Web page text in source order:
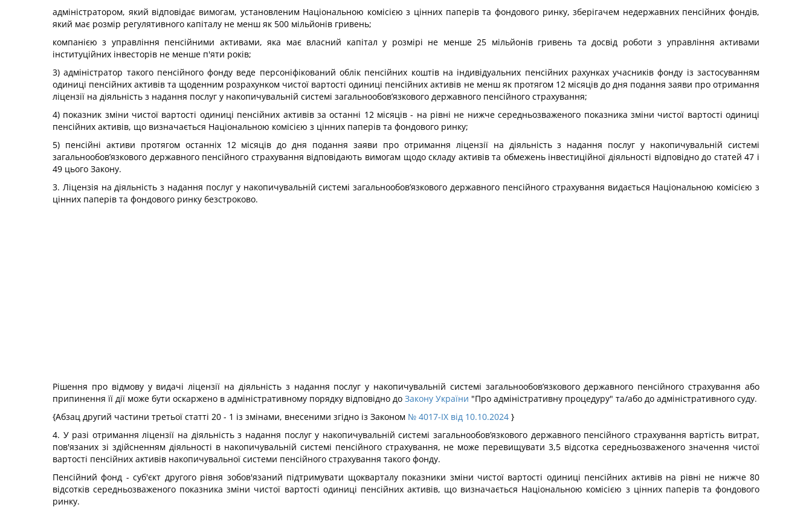
адміністратором, який відповідає вимогам, установленим Національною комісією з цінних паперів та фондового ринку, зберігачем недержавних пенсійних фондів,
який має розмір регулятивного капіталу не менш як 500 мільйонів гривень;
компанією з управління пенсійними активами, яка має власний капітал у розмірі не менше 25 мільйонів гривень та досвід роботи з управління активами
інституційних інвесторів не менше п'яти років;
3) адміністратор такого пенсійного фонду веде персоніфікований облік пенсійних коштів на індивідуальних пенсійних рахунках учасників фонду із застосуванням
одиниці пенсійних активів та щоденним розрахунком чистої вартості одиниці пенсійних активів не менш як протягом 12 місяців до дня подання заяви про отримання
ліцензії на діяльність з надання послуг у накопичувальній системі загальнообов’язкового державного пенсійного страхування;
4) показник зміни чистої вартості одиниці пенсійних активів за останні 12 місяців - на рівні не нижче середньозваженого показника зміни чистої вартості одиниці
пенсійних активів, що визначається Національною комісією з цінних паперів та фондового ринку;
5) пенсійні активи протягом останніх 12 місяців до дня подання заяви про отримання ліцензії на діяльність з надання послуг у накопичувальній системі
загальнообов’язкового державного пенсійного страхування відповідають вимогам щодо складу активів та обмежень інвестиційної діяльності відповідно до статей 47 і
49 цього Закону.
3. Ліцензія на діяльність з надання послуг у накопичувальній системі загальнообов’язкового державного пенсійного страхування видається Національною комісією з
цінних паперів та фондового ринку безстроково.
Рішення про відмову у видачі ліцензії на діяльність з надання послуг у накопичувальній системі загальнообов’язкового державного пенсійного страхування або
припинення її дії може бути оскаржено в адміністративному порядку відповідно до Закону України "Про адміністративну процедуру" та/або до адміністративного суду.
{Абзац другий частини третьої статті 20 - 1 із змінами, внесеними згідно із Законом № 4017-IX від 10.10.2024 }
4. У разі отримання ліцензії на діяльність з надання послуг у накопичувальній системі загальнообов’язкового державного пенсійного страхування вартість витрат,
пов'язаних зі здійсненням діяльності в накопичувальній системі пенсійного страхування, не може перевищувати 3,5 відсотка середньозваженого значення чистої
вартості пенсійних активів накопичувальної системи пенсійного страхування такого фонду.
Пенсійний фонд - суб'єкт другого рівня зобов'язаний підтримувати щокварталу показники зміни чистої вартості одиниці пенсійних активів на рівні не нижче 80
відсотків середньозваженого показника зміни чистої вартості одиниці пенсійних активів, що визначається Національною комісією з цінних паперів та фондового
ринку.